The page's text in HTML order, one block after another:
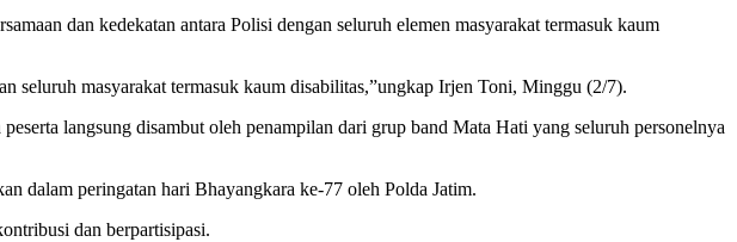
dan kedekatan antara Polisi dengan seluruh elemen masyarakat termasuk kaum
seluruh masyarakat termasuk kaum disabilitas,”ungkap Irjen Toni, Minggu (2/7).
langsung disambut oleh penampilan dari grup band Mata Hati yang seluruh personelnya
dalam peringatan hari Bhayangkara ke-77 oleh Polda Jatim.
dan berpartisipasi.